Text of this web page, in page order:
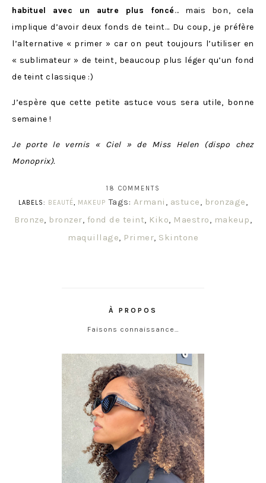
habituel avec un autre plus foncé… mais bon, cela
implique d’avoir deux fonds de teint… Du coup, je préfère
l’alternative « primer » car on peut toujours l’utiliser en
« sublimateur » de teint, beaucoup plus léger qu’un fond
de teint classique :)
J’espère que cette petite astuce vous sera utile, bonne
semaine !
Je porte le vernis « Ciel » de Miss Helen (dispo chez
Monoprix).
18 COMMENTS
LABELS:
BEAUTÉ, MAKEUP Tags: Armani , astuce, bronzage,
Bronze, bronzer, fond de teint, Kiko, Maestro, makeup,
maquillage, Primer, Skintone
À PROPOS
Faisons connaissance…